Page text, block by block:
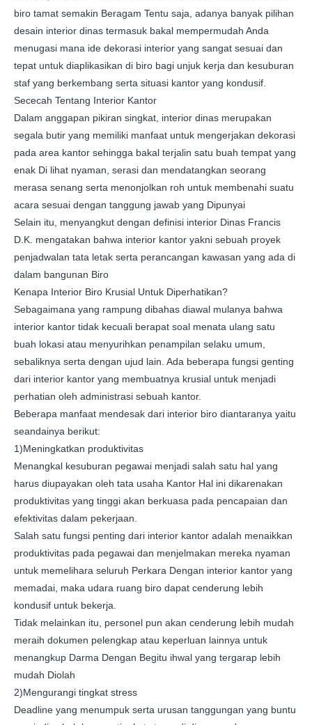
biro tamat semakin Beragam Tentu saja, adanya banyak pilihan
desain interior dinas termasuk bakal mempermudah Anda
menugasi mana ide dekorasi interior yang sangat sesuai dan
tepat untuk diaplikasikan di biro bagi unjuk kerja dan kesuburan
staf yang berkembang serta situasi kantor yang kondusif.
Sececah Tentang Interior Kantor
Dalam anggapan pikiran singkat, interior dinas merupakan
segala butir yang memiliki manfaat untuk mengerjakan dekorasi
pada area kantor sehingga bakal terjalin satu buah tempat yang
enak Di lihat nyaman, serasi dan mendatangkan seorang
merasa senang serta menonjolkan roh untuk membenahi suatu
acara sesuai dengan tanggung jawab yang Dipunyai
Selain itu, menyangkut dengan definisi interior Dinas Francis
D.K. mengatakan bahwa interior kantor yakni sebuah proyek
penjadwalan tata letak serta perancangan kawasan yang ada di
dalam bangunan Biro
Kenapa Interior Biro Krusial Untuk Diperhatikan?
Sebagaimana yang rampung dibahas diawal mulanya bahwa
interior kantor tidak kecuali berapat soal menata ulang satu
buah lokasi atau menyurihkan penampilan selaku umum,
sebaliknya serta dengan ujud lain. Ada beberapa fungsi genting
dari interior kantor yang membuatnya krusial untuk menjadi
perhatian oleh administrasi sebuah kantor.
Beberapa manfaat mendesak dari interior biro diantaranya yaitu
seandainya berikut:
1)Meningkatkan produktivitas
Menangkal kesuburan pegawai menjadi salah satu hal yang
harus diupayakan oleh tata usaha Kantor Hal ini dikarenakan
produktivitas yang tinggi akan berkuasa pada pencapaian dan
efektivitas dalam pekerjaan.
Salah satu fungsi penting dari interior kantor adalah menaikkan
produktivitas pada pegawai dan menjelmakan mereka nyaman
untuk memelihara seluruh Perkara Dengan interior kantor yang
memadai, maka udara ruang biro dapat cenderung lebih
kondusif untuk bekerja.
Tidak melainkan itu, personel pun akan cenderung lebih mudah
meraih dokumen pelengkap atau keperluan lainnya untuk
menangkup Darma Dengan Begitu ihwal yang tergarap lebih
mudah Diolah
2)Mengurangi tingkat stress
Deadline yang menumpuk serta urusan tanggungan yang buntu